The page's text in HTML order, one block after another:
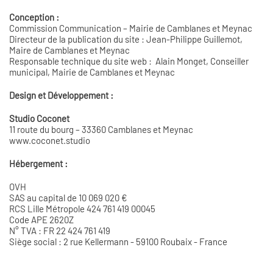
Conception :
Commission Communication – Mairie de Camblanes et Meynac
Directeur de la publication du site : Jean-Philippe Guillemot,
Maire de Camblanes et Meynac
Responsable technique du site web : Alain Monget, Conseiller
municipal, Mairie de Camblanes et Meynac
Design et Développement :
Studio Coconet
11 route du bourg – 33360 Camblanes et Meynac
www.coconet.studio
Hébergement :
OVH
SAS au capital de 10 069 020 €
RCS Lille Métropole 424 761 419 00045
Code APE 2620Z
N° TVA : FR 22 424 761 419
Siège social : 2 rue Kellermann - 59100 Roubaix - France